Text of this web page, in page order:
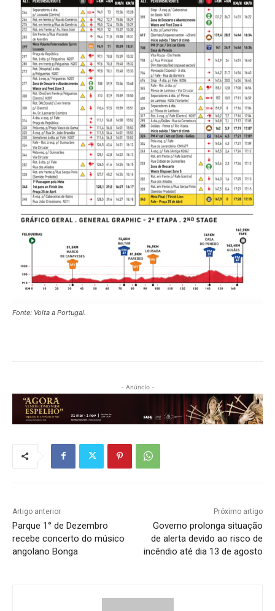
Fonte: Volta a Portugal.
- Anúncio -
Artigo anterior
Parque 1° de Dezembro
recebe concerto do músico
angolano Bonga
Próximo artigo
Governo prolonga situação
de alerta devido ao risco de
incêndio até dia 13 de agosto